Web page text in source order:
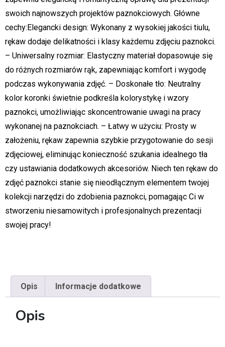
swoich najnowszych projektów paznokciowych. Główne
cechy:Elegancki design: Wykonany z wysokiej jakości tiulu,
rękaw dodaje delikatności i klasy każdemu zdjęciu paznokci.
– Uniwersalny rozmiar: Elastyczny materiał dopasowuje się
do różnych rozmiarów rąk, zapewniając komfort i wygodę
podczas wykonywania zdjęć. – Doskonałe tło: Neutralny
kolor koronki świetnie podkreśla kolorystykę i wzory
paznokci, umożliwiając skoncentrowanie uwagi na pracy
wykonanej na paznokciach. – Łatwy w użyciu: Prosty w
założeniu, rękaw zapewnia szybkie przygotowanie do sesji
zdjęciowej, eliminując konieczność szukania idealnego tła
czy ustawiania dodatkowych akcesoriów. Niech ten rękaw do
zdjęć paznokci stanie się nieodłącznym elementem twojej
kolekcji narzędzi do zdobienia paznokci, pomagając Ci w
stworzeniu niesamowitych i profesjonalnych prezentacji
swojej pracy!
Opis Informacje dodatkowe
Opis